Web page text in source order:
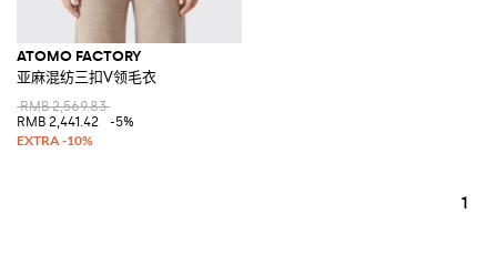
ATOMO FACTORY
亚麻混纺三扣V领毛衣
RMB 2,569.83
RMB 2,441.42
-5%
1